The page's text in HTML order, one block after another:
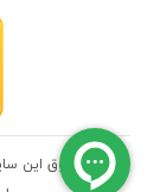
تمامی حقوق این